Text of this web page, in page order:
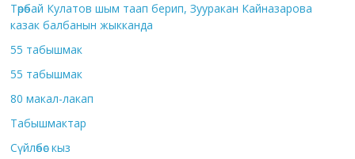
Төрөбай Кулатов шым таап берип, Зууракан Кайназарова
казак балбанын жыкканда
55 табышмак
55 табышмак
80 макал-лакап
Табышмактар
Сүйлөбөс кыз